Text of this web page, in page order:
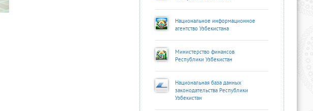
Национальное информационное
агентство Узбекистана
Министерство финансов
Республики Узбекистан
Национальная база данных
законодательства Республики
Узбекистан